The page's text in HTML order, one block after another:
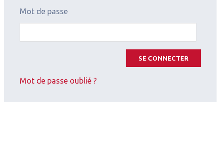
Mot de passe
SE CONNECTER
Mot de passe oublié ?